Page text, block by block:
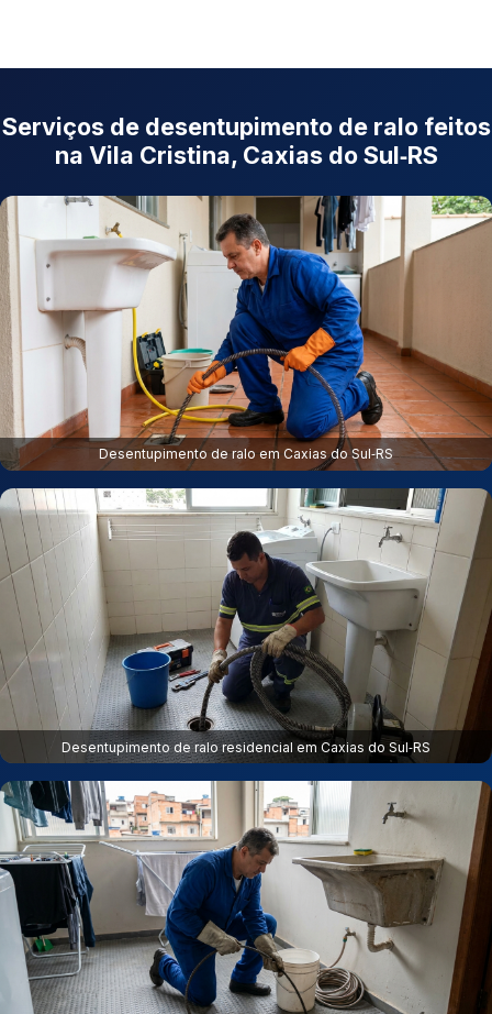
Serviços de desentupimento de ralo feitos
na Vila Cristina, Caxias do Sul‑RS
Desentupimento de ralo em Caxias do Sul‑RS
Desentupimento de ralo residencial em Caxias do Sul‑RS